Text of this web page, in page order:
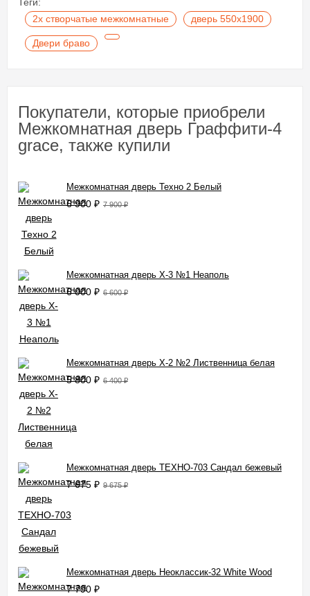
Теги:
2х створчатые межкомнатные
дверь 550х1900
Двери браво
Покупатели, которые приобрели
Межкомнатная дверь Граффити-4
grace, также купили
Межкомнатная дверь Техно 2 Белый
6 900 ₽ 7 900₽
Межкомнатная дверь X-3 №1 Неаполь
6 000 ₽ 6 600₽
Межкомнатная дверь X-2 №2 Лиственница белая
5 800 ₽ 6 400₽
Межкомнатная дверь ТЕХНО-703 Сандал бежевый
7 675 ₽ 9 675₽
Межкомнатная дверь Неоклассик-32 White Wood
7 790 ₽